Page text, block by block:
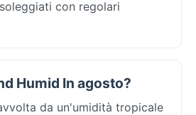
con regolari
Humid In agosto?
da un'umidità tropicale